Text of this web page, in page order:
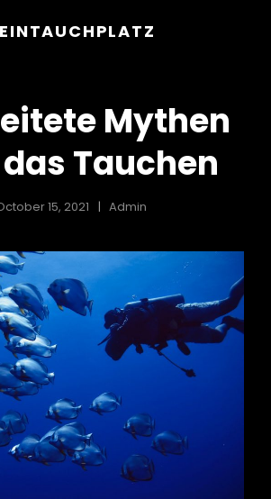
Mythen
Tauchen
15, 2021 Admin